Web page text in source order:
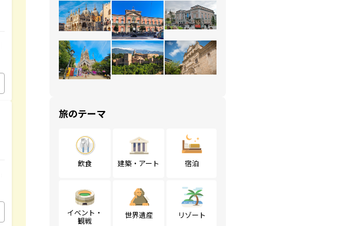
旅のテーマ
飲食 建築・アート 宿泊
イベント・
観戦
世界遺産 リゾート